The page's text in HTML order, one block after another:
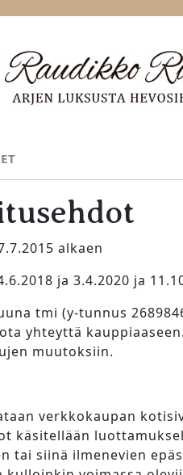
alkaen
ja 3.4.2020 ja
tmi (y-tunnus
yhteyttä
muutoksiin.
verkkokaupan
käsitellään
tai siinä ilmenevien